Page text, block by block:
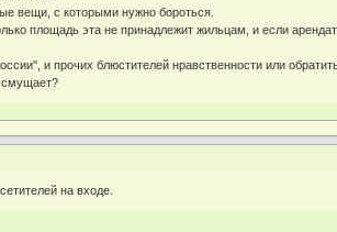
вещи, с которыми нужно бороться.
площадь эта не принадлежит жильцам, и если
и прочих блюстителей нравственности или
смущает?
на входе.